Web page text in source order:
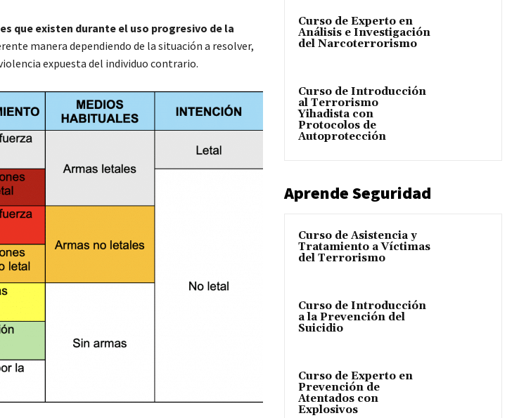
que existen durante el uso progresivo de la
manera dependiendo de la situación a resolver,
expuesta del individuo contrario.
Curso de Experto en
Análisis e Investigación
del Narcoterrorismo
Curso de Introducción
al Terrorismo
Yihadista con
Protocolos de
Autoprotección
Aprende Seguridad
Curso de Asistencia y
Tratamiento a Víctimas
del Terrorismo
Curso de Introducción
a la Prevención del
Suicidio
Curso de Experto en
Prevención de
Atentados con
Explosivos